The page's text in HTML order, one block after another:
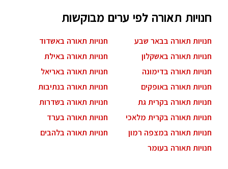
חנויות תאורה לפי ערים מבוקשות
חנויות תאורה בבאר שבע
חנויות תאורה באשדוד
חנויות תאורה באשקלון
חנויות תאורה באילת
חנויות תאורה בדימונה
חנויות תאורה באריאל
חנויות תאורה באופקים
חנויות תאורה בנתיבות
חנויות תאורה בקרית גת
חנויות תאורה בשדרות
חנויות תאורה בקרית מלאכי
חנויות תאורה בערד
חנויות תאורה במצפה רמון
חנויות תאורה בלהבים
חנויות תאורה בעומר